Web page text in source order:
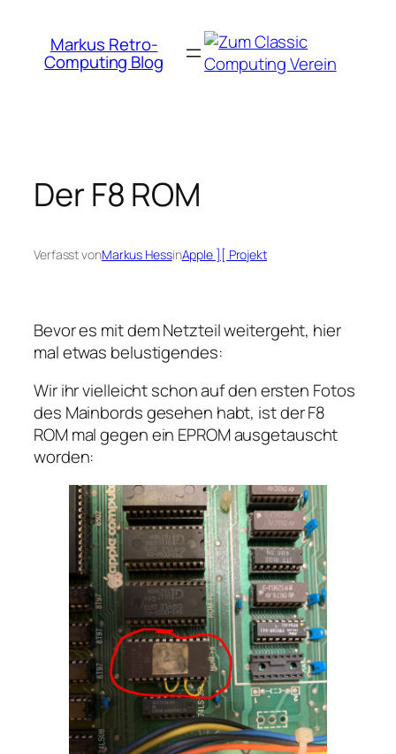
springen
Markus Retro-
Computing Blog
Der F8 ROM
Verfasst vonMarkus HessinApple ][ Projekt
Bevor es mit dem Netzteil weitergeht, hier
mal etwas belustigendes:
Wir ihr vielleicht schon auf den ersten Fotos
des Mainbords gesehen habt, ist der F8
ROM mal gegen ein EPROM ausgetauscht
worden: